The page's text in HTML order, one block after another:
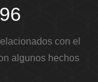
con el
algunos hechos